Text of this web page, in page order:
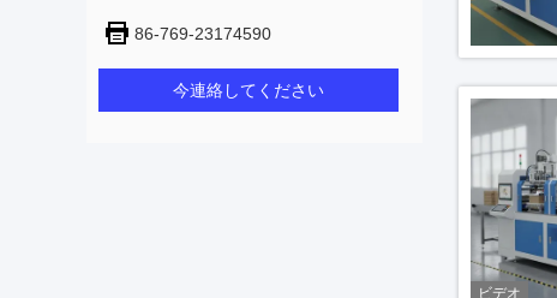
86-769-23174590
今連絡してください
ビデオ